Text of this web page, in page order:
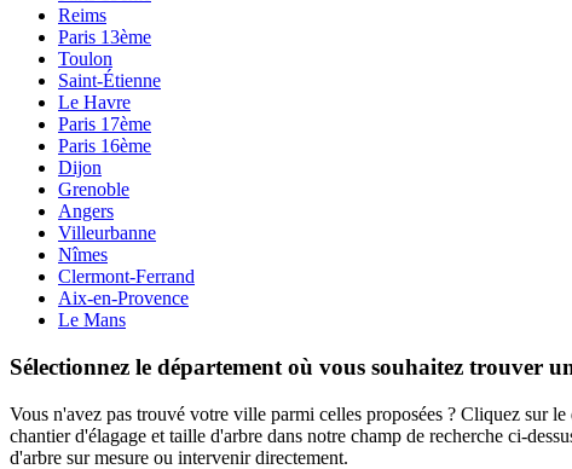
Reims
Paris 13ème
Toulon
Saint-Étienne
Le Havre
Paris 17ème
Paris 16ème
Dijon
Grenoble
Angers
Villeurbanne
Nîmes
Clermont-Ferrand
Aix-en-Provence
Le Mans
Sélectionnez le département où vous souhaitez trouver
Vous n'avez pas trouvé votre ville parmi celles proposées ? Cliquez sur
chantier d'élagage et taille d'arbre dans notre champ de recherche ci-
d'arbre sur mesure ou intervenir directement.